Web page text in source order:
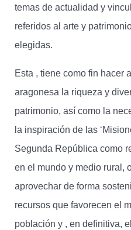
temas de actualidad y
referidos al arte y
elegidas.
Esta , tiene como fin hacer
aragonesa la riqueza y
patrimonio, así como la
la inspiración de las
Segunda República como
en el mundo y medio rural,
aprovechar de forma
recursos que favorecen el
población y , en definitiva,